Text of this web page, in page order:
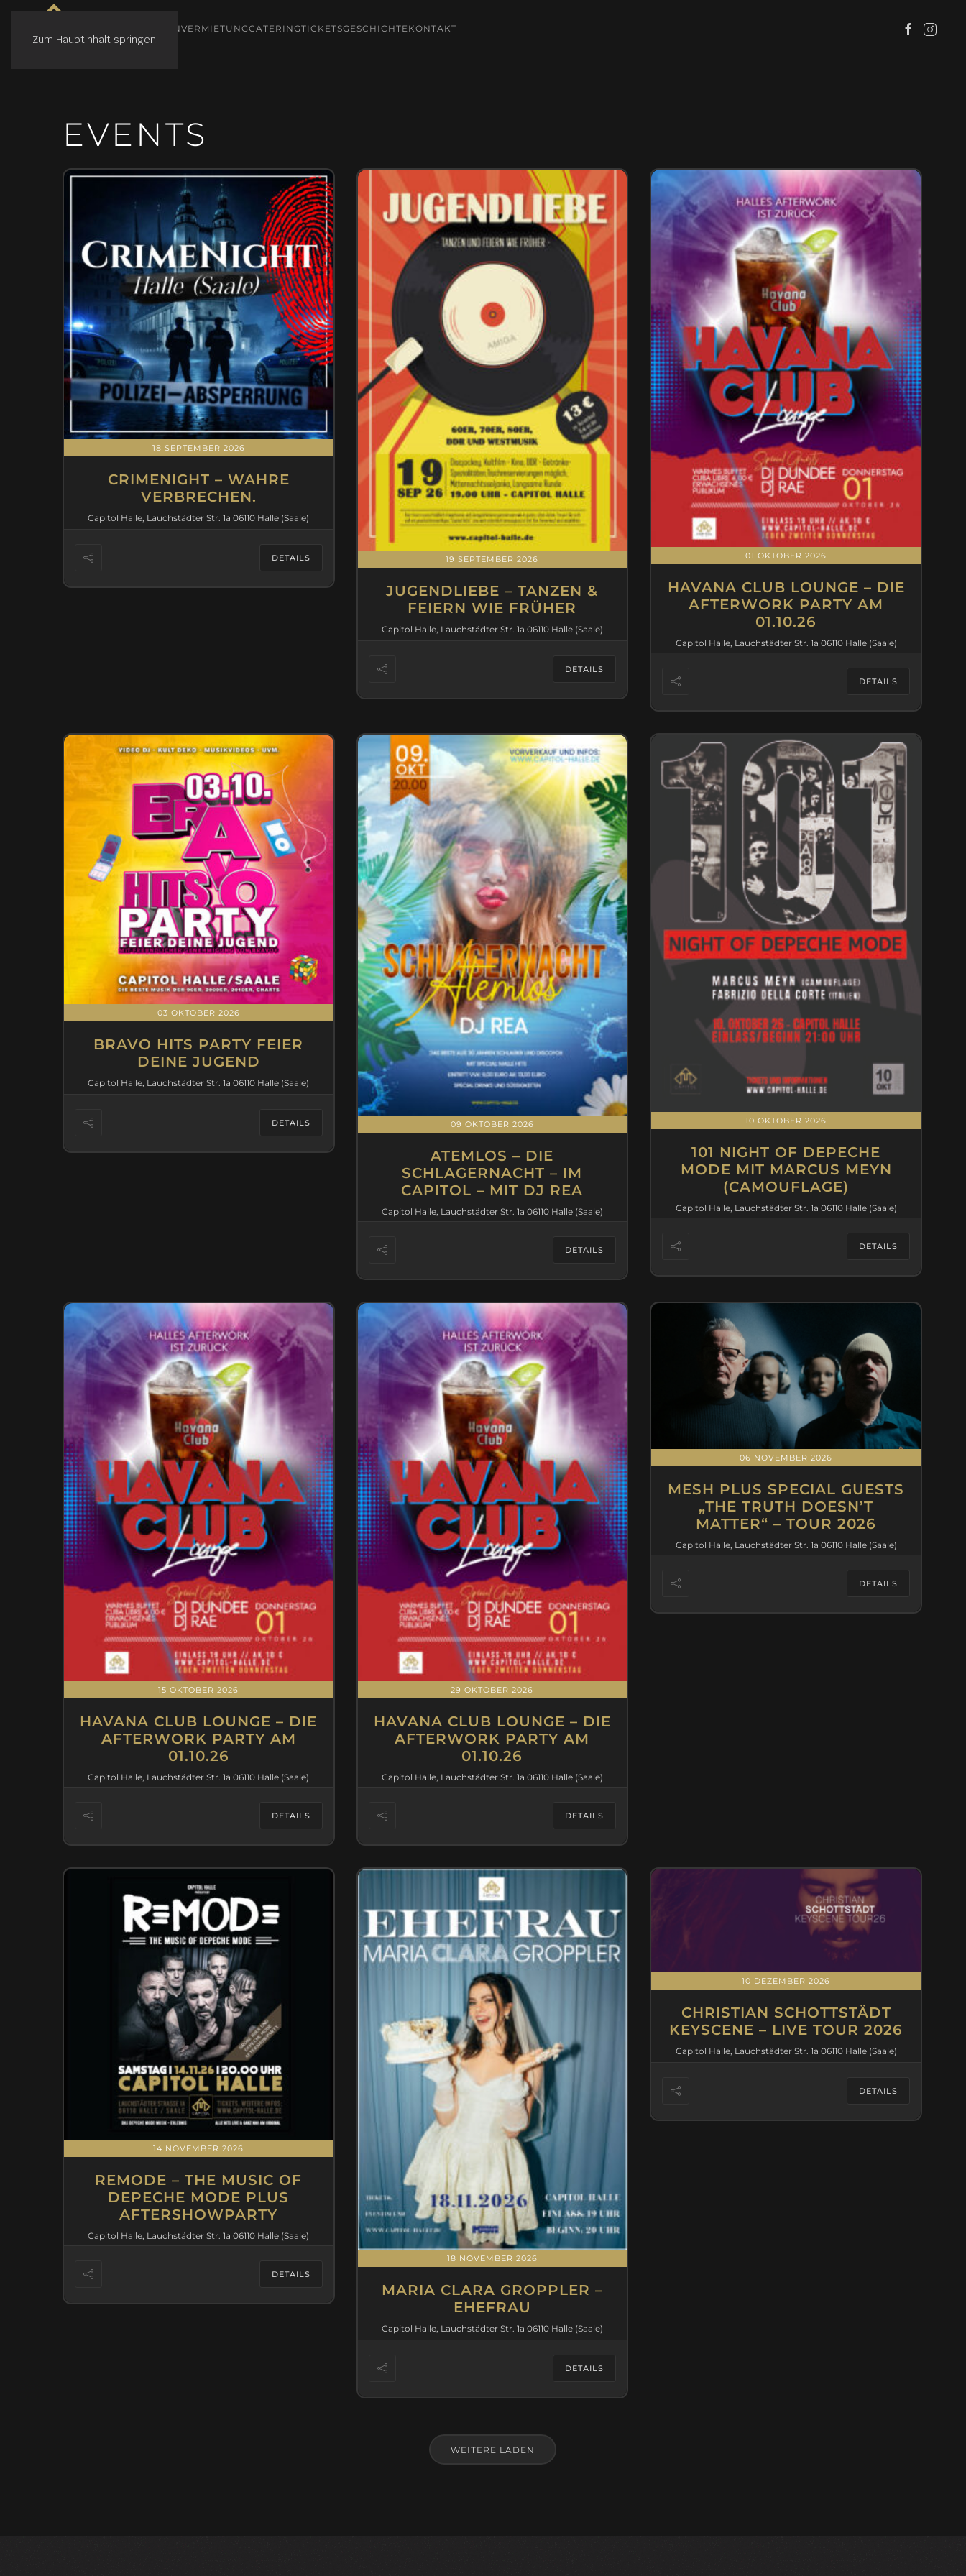
Zum Hauptinhalt springen
VERANSTALTUNGENVERMIETUNGCATERINGTICKETSGESCHICHTEKONTAKT
EVENTS
18 SEPTEMBER 2026
CRIMENIGHT – WAHRE
VERBRECHEN.
Capitol Halle, Lauchstädter Str. 1a 06110 Halle (Saale)
DETAILS 19 SEPTEMBER 2026
JUGENDLIEBE – TANZEN &
FEIERN WIE FRÜHER
Capitol Halle, Lauchstädter Str. 1a 06110 Halle (Saale)
DETAILS
01 OKTOBER 2026
HAVANA CLUB LOUNGE – DIE
AFTERWORK PARTY AM
01.10.26
Capitol Halle, Lauchstädter Str. 1a 06110 Halle (Saale)
DETAILS
03 OKTOBER 2026
BRAVO HITS PARTY FEIER
DEINE JUGEND
Capitol Halle, Lauchstädter Str. 1a 06110 Halle (Saale)
DETAILS 09 OKTOBER 2026
ATEMLOS – DIE
SCHLAGERNACHT – IM
CAPITOL – MIT DJ REA
Capitol Halle, Lauchstädter Str. 1a 06110 Halle (Saale)
DETAILS
10 OKTOBER 2026
101 NIGHT OF DEPECHE
MODE MIT MARCUS MEYN
(CAMOUFLAGE)
Capitol Halle, Lauchstädter Str. 1a 06110 Halle (Saale)
DETAILS
15 OKTOBER 2026
HAVANA CLUB LOUNGE – DIE
AFTERWORK PARTY AM
01.10.26
Capitol Halle, Lauchstädter Str. 1a 06110 Halle (Saale)
DETAILS
29 OKTOBER 2026
HAVANA CLUB LOUNGE – DIE
AFTERWORK PARTY AM
01.10.26
Capitol Halle, Lauchstädter Str. 1a 06110 Halle (Saale)
DETAILS
06 NOVEMBER 2026
MESH PLUS SPECIAL GUESTS
„THE TRUTH DOESN’T
MATTER“ – TOUR 2026
Capitol Halle, Lauchstädter Str. 1a 06110 Halle (Saale)
DETAILS
14 NOVEMBER 2026
REMODE – THE MUSIC OF
DEPECHE MODE PLUS
AFTERSHOWPARTY
Capitol Halle, Lauchstädter Str. 1a 06110 Halle (Saale)
DETAILS
18 NOVEMBER 2026
MARIA CLARA GROPPLER –
EHEFRAU
Capitol Halle, Lauchstädter Str. 1a 06110 Halle (Saale)
DETAILS
10 DEZEMBER 2026
CHRISTIAN SCHOTTSTÄDT
KEYSCENE – LIVE TOUR 2026
Capitol Halle, Lauchstädter Str. 1a 06110 Halle (Saale)
DETAILS
WEITERE LADEN